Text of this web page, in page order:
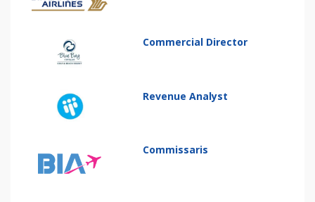
Commercial Director
Revenue Analyst
Commissaris